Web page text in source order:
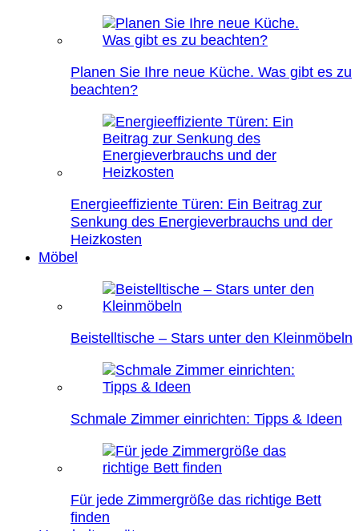
Planen Sie Ihre neue Küche. Was gibt es zu
beachten?
Energieeffiziente Türen: Ein Beitrag zur
Senkung des Energieverbrauchs und der
Heizkosten
Möbel
Beistelltische – Stars unter den Kleinmöbeln
Schmale Zimmer einrichten: Tipps & Ideen
Für jede Zimmergröße das richtige Bett
finden